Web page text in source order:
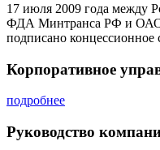
17 июля 2009 года между
ФДА Минтранса РФ и ОАО
подписано концессионное
Корпоративное
подробнее
Руководство